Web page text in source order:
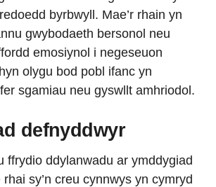
byrbwyll. Mae’r rhain yn
gwybodaeth bersonol neu
emosiynol i negeseuon
olygu bod pobl ifanc yn
sgamiau neu gyswllt amhriodol.
defnyddwyr
ffrydio ddylanwadu ar ymddygiad
sy’n creu cynnwys yn cymryd